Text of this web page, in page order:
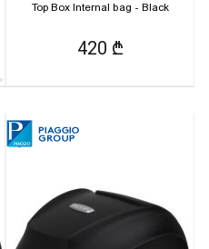
Top Box Internal bag - Black
420 ₾